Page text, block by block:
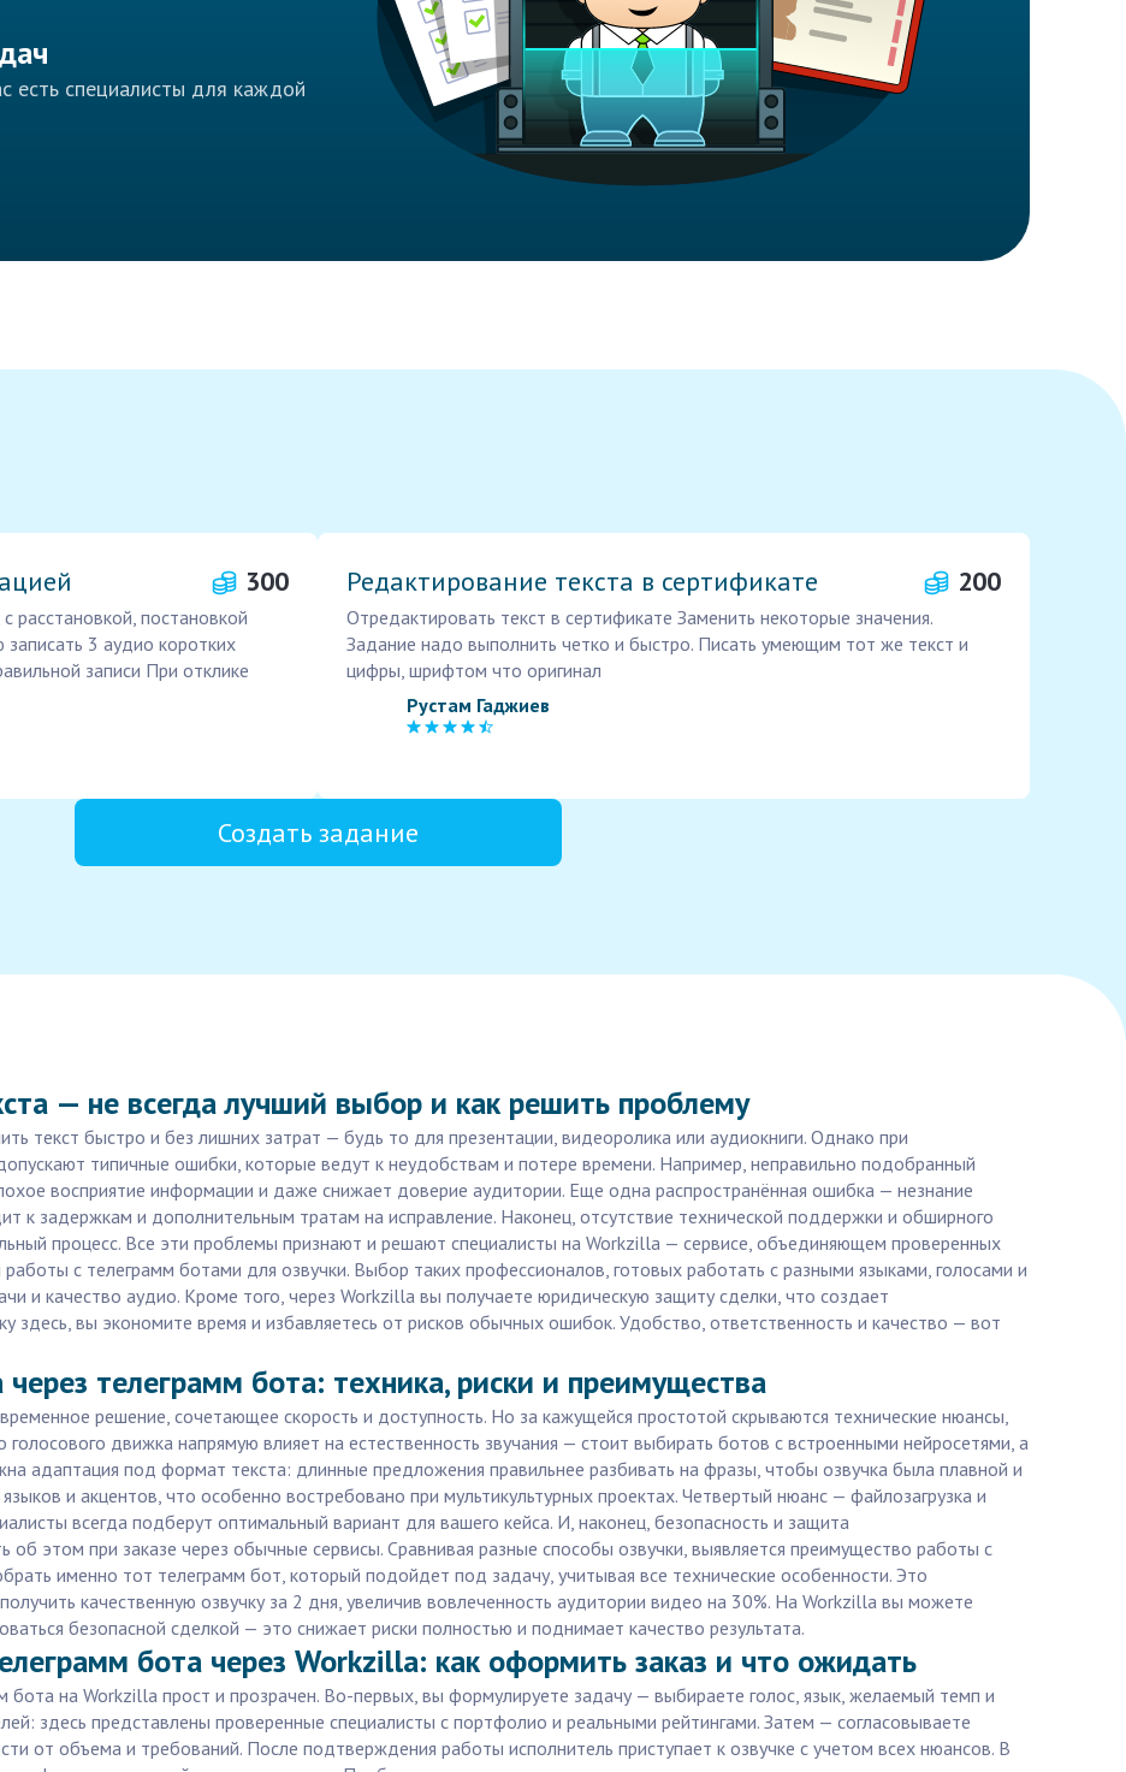
специалисты для каждой
300
расстановкой, постановкой
3 аудио коротких
записи При отклике
Редактирование текста в сертификате 200
Отредактировать текст в сертификате Заменить некоторые значения.
Задание надо выполнить четко и быстро. Писать умеющим тот же текст и
цифры, шрифтом что оригинал
Рустам Гаджиев
Создать задание
— не всегда лучший выбор и как решить проблему
текст быстро и без лишних затрат — будь то для презентации, видеоролика или аудиокниги. Однако при
типичные ошибки, которые ведут к неудобствам и потере времени. Например, неправильно подобранный
восприятие информации и даже снижает доверие аудитории. Еще одна распространённая ошибка — незнание
к задержкам и дополнительным тратам на исправление. Наконец, отсутствие технической поддержки и обширного
процесс. Все эти проблемы признают и решают специалисты на Workzilla — сервисе, объединяющем проверенных
с телеграмм ботами для озвучки. Выбор таких профессионалов, готовых работать с разными языками, голосами и
и качество аудио. Кроме того, через Workzilla вы получаете юридическую защиту сделки, что создает
здесь, вы экономите время и избавляетесь от рисков обычных ошибок. Удобство, ответственность и качество — вот
через телеграмм бота: техника, риски и преимущества
решение, сочетающее скорость и доступность. Но за кажущейся простотой скрываются технические нюансы,
движка напрямую влияет на естественность звучания — стоит выбирать ботов с встроенными нейросетями, а
адаптация под формат текста: длинные предложения правильнее разбивать на фразы, чтобы озвучка была плавной и
и акцентов, что особенно востребовано при мультикультурных проектах. Четвертый нюанс — файлозагрузка и
всегда подберут оптимальный вариант для вашего кейса. И, наконец, безопасность и защита
этом при заказе через обычные сервисы. Сравнивая разные способы озвучки, выявляется преимущество работы с
именно тот телеграмм бот, который подойдет под задачу, учитывая все технические особенности. Это
качественную озвучку за 2 дня, увеличив вовлеченность аудитории видео на 30%. На Workzilla вы можете
безопасной сделкой — это снижает риски полностью и поднимает качество результата.
бота через Workzilla: как оформить заказ и что ожидать
бота на Workzilla прост и прозрачен. Во-первых, вы формулируете задачу — выбираете голос, язык, желаемый темп и
здесь представлены проверенные специалисты с портфолио и реальными рейтингами. Затем — согласовываете
от объема и требований. После подтверждения работы исполнитель приступает к озвучке с учетом всех нюансов. В